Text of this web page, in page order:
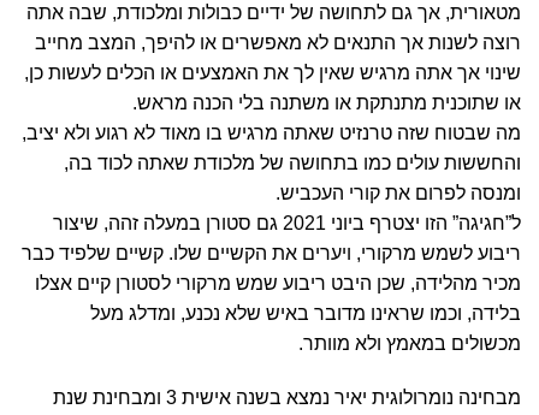
מטאורית, אך גם לתחושה של ידיים כבולות ומלכודת, שבה אתה
רוצה לשנות אך התנאים לא מאפשרים או להיפך, המצב מחייב
שינוי אך אתה מרגיש שאין לך את האמצעים או הכלים לעשות כן,
או שתוכנית מתנתקת או משתנה בלי הכנה מראש.
מה שבטוח שזה טרנזיט שאתה מרגיש בו מאוד לא רגוע ולא יציב,
והחששות עולים כמו בתחושה של מלכודת שאתה לכוד בה,
ומנסה לפרום את קורי העכביש.
ל”חגיגה” הזו יצטרף ביוני 2021 גם סטורן במעלה זהה, שיצור
ריבוע לשמש מרקורי, ויערים את הקשיים שלו. קשיים שלפיד כבר
מכיר מהלידה, שכן היבט ריבוע שמש מרקורי לסטורן קיים אצלו
בלידה, וכמו שראינו מדובר באיש שלא נכנע, ומדלג מעל
מכשולים במאמץ ולא מוותר.
מבחינה נומרולוגית יאיר נמצא בשנה אישית 3 ומבחינת שנת